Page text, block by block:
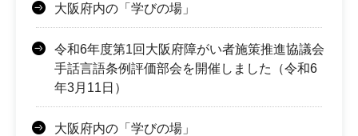
大阪府内の「学びの場」
令和6年度第1回大阪府障がい者施策推進協議会
手話言語条例評価部会を開催しました（令和6
年3月11日）
大阪府内の「学びの場」